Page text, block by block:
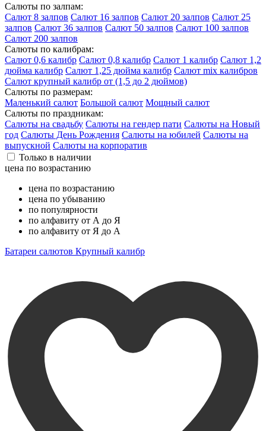
Салюты по залпам:
Салют 8 залпов Салют 16 залпов Салют 20 залпов Салют 25
залпов Салют 36 залпов Салют 50 залпов Салют 100 залпов
Салют 200 залпов
Салюты по калибрам:
Салют 0,6 калибр Салют 0,8 калибр Салют 1 калибр Салют 1,2
дюйма калибр Салют 1,25 дюйма калибр Салют mix калибров
Салют крупный калибр от (1,5 до 2 дюймов)
Салюты по размерам:
Маленький салют Большой салют Мощный салют
Салюты по праздникам:
Салюты на свадьбу Салюты на гендер пати Салюты на Новый
год Салюты День Рождения Салюты на юбилей Салюты на
выпускной Салюты на корпоратив
Только в наличии
цена по возрастанию
цена по возрастанию
цена по убыванию
по популярности
по алфавиту от А до Я
по алфавиту от Я до А
Батареи салютов Крупный калибр